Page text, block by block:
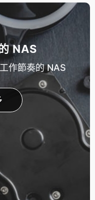
NAS
作節奏的 NAS